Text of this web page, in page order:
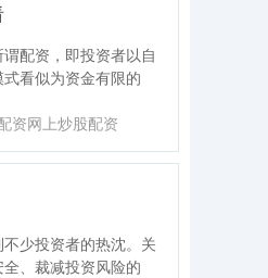
配资，即投资者以自
看似为资金有限的
资网上炒股配资
少投资者的热沈。关
、裁减投资风险的